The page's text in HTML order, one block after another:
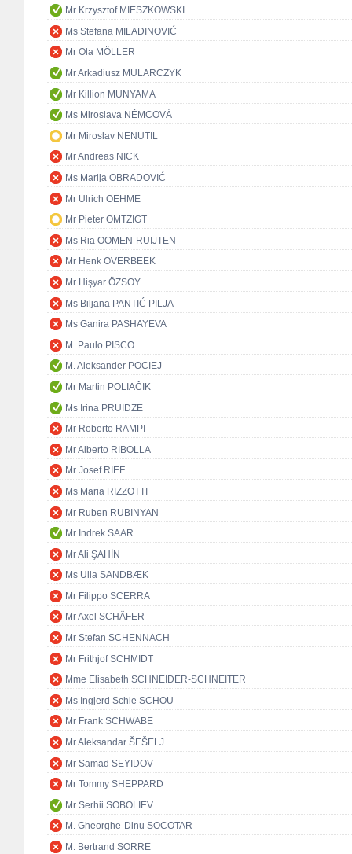
Mr Krzysztof MIESZKOWSKI
Ms Stefana MILADINOVIĆ
Mr Ola MÖLLER
Mr Arkadiusz MULARCZYK
Mr Killion MUNYAMA
Ms Miroslava NĚMCOVÁ
Mr Miroslav NENUTIL
Mr Andreas NICK
Ms Marija OBRADOVIĆ
Mr Ulrich OEHME
Mr Pieter OMTZIGT
Ms Ria OOMEN-RUIJTEN
Mr Henk OVERBEEK
Mr Hişyar ÖZSOY
Ms Biljana PANTIĆ PILJA
Ms Ganira PASHAYEVA
M. Paulo PISCO
M. Aleksander POCIEJ
Mr Martin POLIAČIK
Ms Irina PRUIDZE
Mr Roberto RAMPI
Mr Alberto RIBOLLA
Mr Josef RIEF
Ms Maria RIZZOTTI
Mr Ruben RUBINYAN
Mr Indrek SAAR
Mr Ali ŞAHİN
Ms Ulla SANDBÆK
Mr Filippo SCERRA
Mr Axel SCHÄFER
Mr Stefan SCHENNACH
Mr Frithjof SCHMIDT
Mme Elisabeth SCHNEIDER-SCHNEITER
Ms Ingjerd Schie SCHOU
Mr Frank SCHWABE
Mr Aleksandar ŠEŠELJ
Mr Samad SEYIDOV
Mr Tommy SHEPPARD
Mr Serhii SOBOLIEV
M. Gheorghe-Dinu SOCOTAR
M. Bertrand SORRE